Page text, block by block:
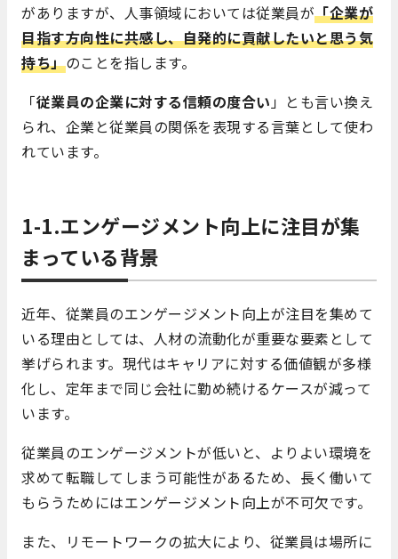
がありますが、人事領域においては従業員が「企業が
目指す方向性に共感し、自発的に貢献したいと思う気
持ち」のことを指します。
「従業員の企業に対する信頼の度合い」とも言い換え
られ、企業と従業員の関係を表現する言葉として使わ
れています。
1-1.エンゲージメント向上に注目が集
まっている背景
近年、従業員のエンゲージメント向上が注目を集めて
いる理由としては、人材の流動化が重要な要素として
挙げられます。現代はキャリアに対する価値観が多様
化し、定年まで同じ会社に勤め続けるケースが減って
います。
従業員のエンゲージメントが低いと、よりよい環境を
求めて転職してしまう可能性があるため、長く働いて
もらうためにはエンゲージメント向上が不可欠です。
また、リモートワークの拡大により、従業員は場所に